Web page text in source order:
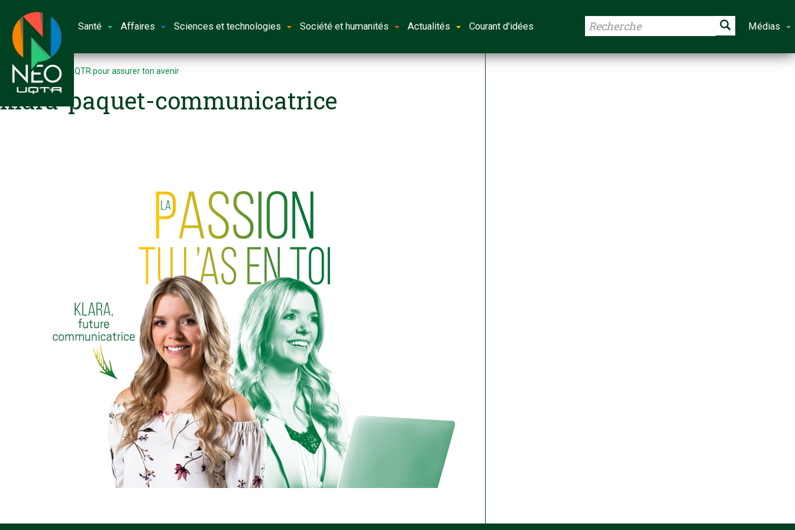
Santé Affaires Sciences et technologies Société et humanités Actualités Courant d'idées Médias
Accueil Choisir l’UQTR pour assurer ton avenir
klara-paquet-communicatrice